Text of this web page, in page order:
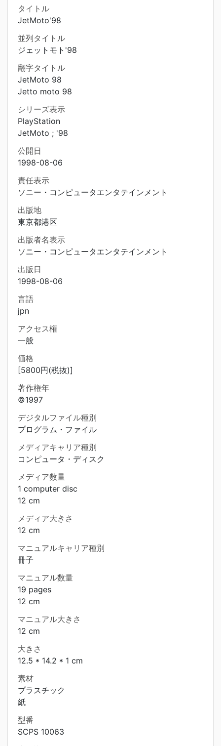
タイトル
JetMoto'98
並列タイトル
ジェットモト'98
翻字タイトル
JetMoto 98
Jetto moto 98
シリーズ表示
PlayStation
JetMoto ; '98
公開日
1998-08-06
責任表示
ソニー・コンピュータエンタテインメント
出版地
東京都港区
出版者名表示
ソニー・コンピュータエンタテインメント
出版日
1998-08-06
言語
jpn
アクセス権
一般
価格
[5800円(税抜)]
著作権年
©1997
デジタルファイル種別
プログラム・ファイル
メディアキャリア種別
コンピュータ・ディスク
メディア数量
1 computer disc
12 cm
メディア大きさ
12 cm
マニュアルキャリア種別
冊子
マニュアル数量
19 pages
12 cm
マニュアル大きさ
12 cm
大きさ
12.5 * 14.2 * 1 cm
素材
プラスチック
紙
型番
SCPS 10063